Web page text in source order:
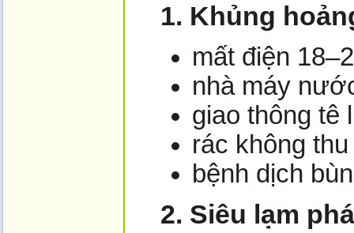
1. Khủng
mất điện
nhà máy
giao thông tê
rác không
bệnh dịch
2. Siêu lạm